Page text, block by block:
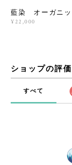
藍染 オーガニッ
¥22,000
ショップの評価
すべて